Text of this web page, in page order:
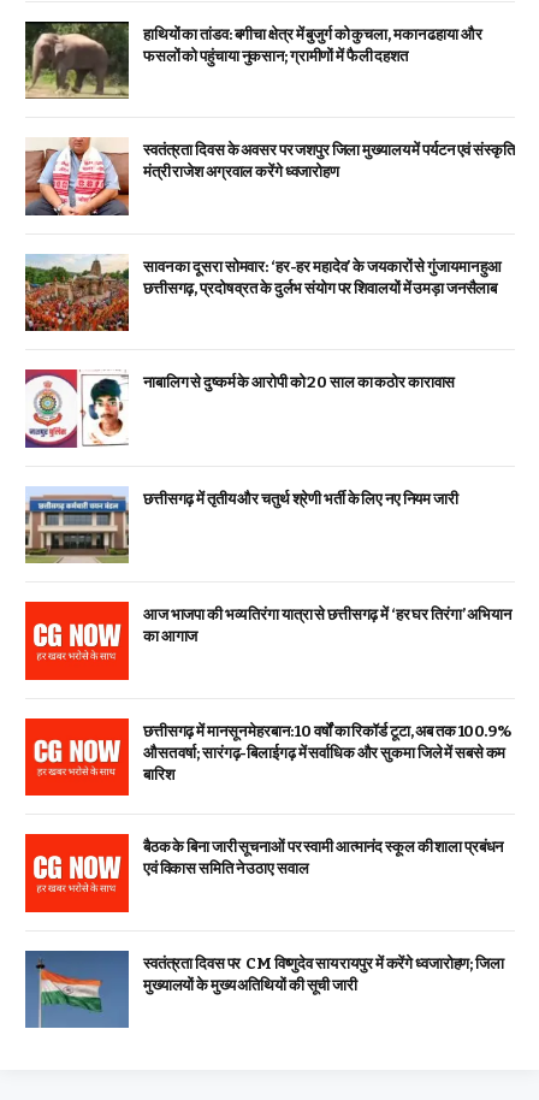
हाथियों का तांडव: बगीचा क्षेत्र में बुजुर्ग को कुचला, मकान ढहाया और
फसलों को पहुंचाया नुकसान; ग्रामीणों में फैली दहशत
स्वतंत्रता दिवस के अवसर पर जशपुर जिला मुख्यालय में पर्यटन एवं संस्कृति
मंत्री राजेश अग्रवाल करेंगे ध्वजारोहण
सावन का दूसरा सोमवार: ‘हर-हर महादेव’ के जयकारों से गुंजायमान हुआ
छत्तीसगढ़, प्रदोष व्रत के दुर्लभ संयोग पर शिवालयों में उमड़ा जनसैलाब
नाबालिग से दुष्कर्म के आरोपी को 20 साल का कठोर कारावास
छत्तीसगढ़ में तृतीय और चतुर्थ श्रेणी भर्ती के लिए नए नियम जारी
आज भाजपा की भव्य तिरंगा यात्रा से छत्तीसगढ़ में ‘हर घर तिरंगा’ अभियान
का आगाज
छत्तीसगढ़ में मानसून मेहरबान: 10 वर्षों का रिकॉर्ड टूटा, अब तक 100.9%
औसत वर्षा; सारंगढ़-बिलाईगढ़ में सर्वाधिक और सुकमा जिले में सबसे कम
बारिश
बैठक के बिना जारी सूचनाओं पर स्वामी आत्मानंद स्कूल की शाला प्रबंधन
एवं विकास समिति ने उठाए सवाल
स्वतंत्रता दिवस पर CM विष्णुदेव साय रायपुर में करेंगे ध्वजारोहण; जिला
मुख्यालयों के मुख्य अतिथियों की सूची जारी